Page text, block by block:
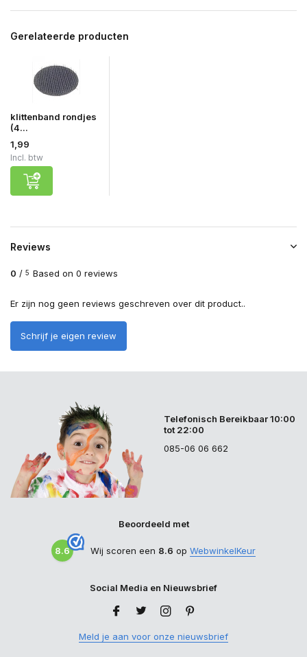
Gerelateerde producten
klittenband rondjes
(4...
1,99
Incl. btw
Reviews
0 / 5 Based on 0 reviews
Er zijn nog geen reviews geschreven over dit product..
Schrijf je eigen review
Telefonisch Bereikbaar 10:00
tot 22:00
085-06 06 662
Beoordeeld met
8.6 Wij scoren een 8.6 op WebwinkelKeur
Social Media en Nieuwsbrief
Meld je aan voor onze nieuwsbrief